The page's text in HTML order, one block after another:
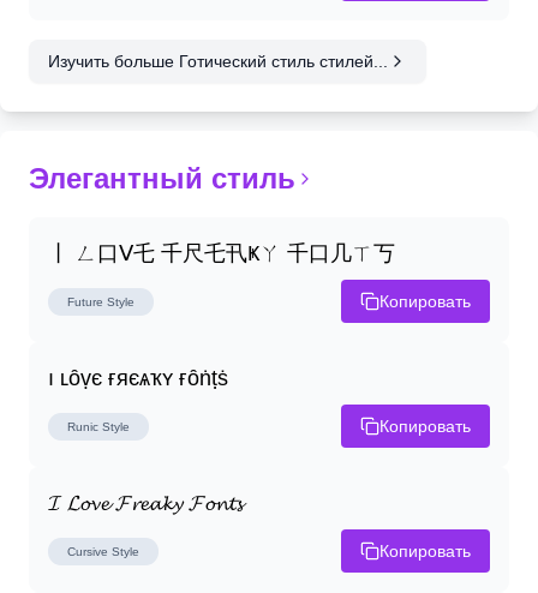
Изучить больше Готический стиль стилей...
Элегантный стиль
丨 ㄥ口ᐯ乇 千尺乇卂Ҝㄚ 千口几ㄒ丂
Future Style Копировать
ı ʟȏṿє ғяєѧҡʏ ғȏṅṭṡ
Runic Style Копировать
𝓘 𝓛𝓸𝓿𝓮 𝓕𝓻𝓮𝓪𝓴𝔂 𝓕𝓸𝓷𝓽𝓼
Cursive Style Копировать